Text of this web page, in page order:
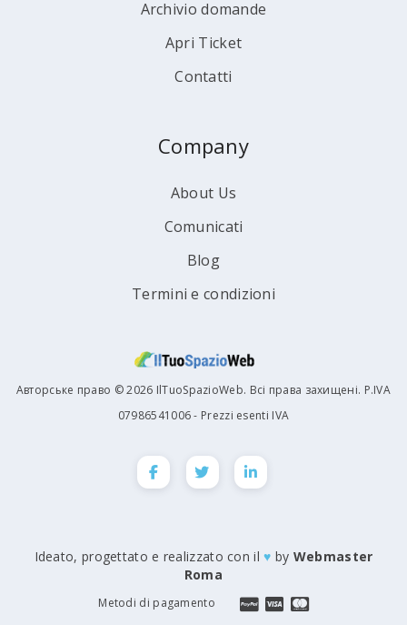
Archivio domande
Apri Ticket
Contatti
Company
About Us
Comunicati
Blog
Termini e condizioni
Авторське право © 2026 IlTuoSpazioWeb. Всі права захищені. P.IVA
07986541006 - Prezzi esenti IVA
Ideato, progettato e realizzato con il♥ by Webmaster
Roma
Metodi di pagamento